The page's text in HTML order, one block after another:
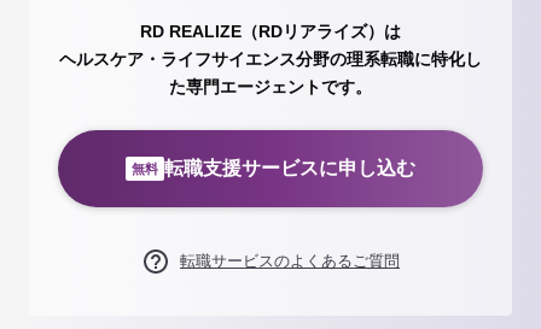
RD REALIZE（RDリアライズ）は
ヘルスケア・ライフサイエンス分野の理系転職に特化し
た専門エージェントです。
無料 転職支援サービスに申し込む
転職サービスのよくあるご質問